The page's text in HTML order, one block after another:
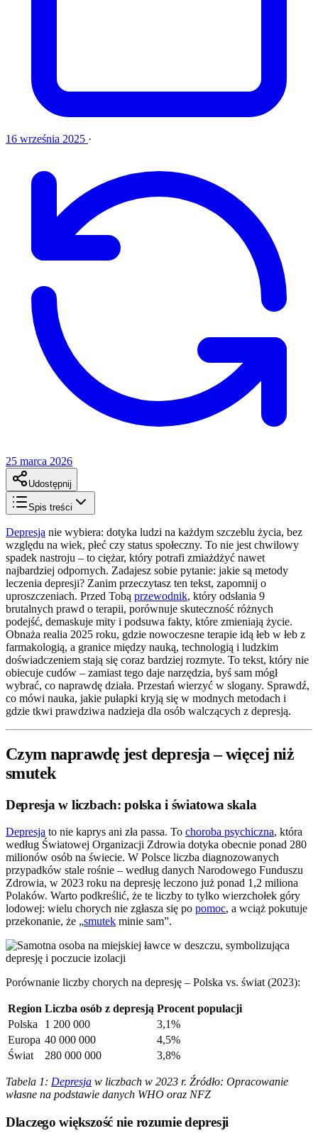
16 września 2025 ·
25 marca 2026
Udostępnij
Spis treści
Depresja nie wybiera: dotyka ludzi na każdym szczeblu życia, bez
względu na wiek, płeć czy status społeczny. To nie jest chwilowy
spadek nastroju – to ciężar, który potrafi zmiażdżyć nawet
najbardziej odpornych. Zadajesz sobie pytanie: jakie są metody
leczenia depresji? Zanim przeczytasz ten tekst, zapomnij o
uproszczeniach. Przed Tobą przewodnik, który odsłania 9
brutalnych prawd o terapii, porównuje skuteczność różnych
podejść, demaskuje mity i podsuwa fakty, które zmieniają życie.
Obnaża realia 2025 roku, gdzie nowoczesne terapie idą łeb w łeb z
farmakologią, a granice między nauką, technologią i ludzkim
doświadczeniem stają się coraz bardziej rozmyte. To tekst, który nie
obiecuje cudów – zamiast tego daje narzędzia, byś sam mógł
wybrać, co naprawdę działa. Przestań wierzyć w slogany. Sprawdź,
co mówi nauka, jakie pułapki kryją się w modnych metodach i
gdzie tkwi prawdziwa nadzieja dla osób walczących z depresją.
Czym naprawdę jest depresja – więcej niż
smutek
Depresja w liczbach: polska i światowa skala
Depresja to nie kaprys ani zła passa. To choroba psychiczna, która
według Światowej Organizacji Zdrowia dotyka obecnie ponad 280
milionów osób na świecie. W Polsce liczba diagnozowanych
przypadków stale rośnie – według danych Narodowego Funduszu
Zdrowia, w 2023 roku na depresję leczono już ponad 1,2 miliona
Polaków. Warto podkreślić, że te liczby to tylko wierzchołek góry
lodowej: wielu chorych nie zgłasza się po pomoc, a wciąż pokutuje
przekonanie, że „smutek minie sam”.
Porównanie liczby chorych na depresję – Polska vs. świat (2023):
Region Liczba osób z depresją Procent populacji
Polska
1 200 000
3,1%
Europa 40 000 000
4,5%
Świat
280 000 000 3,8%
Tabela 1: Depresja w liczbach w 2023 r. Źródło: Opracowanie
własne na podstawie danych WHO oraz NFZ
Dlaczego większość nie rozumie depresji